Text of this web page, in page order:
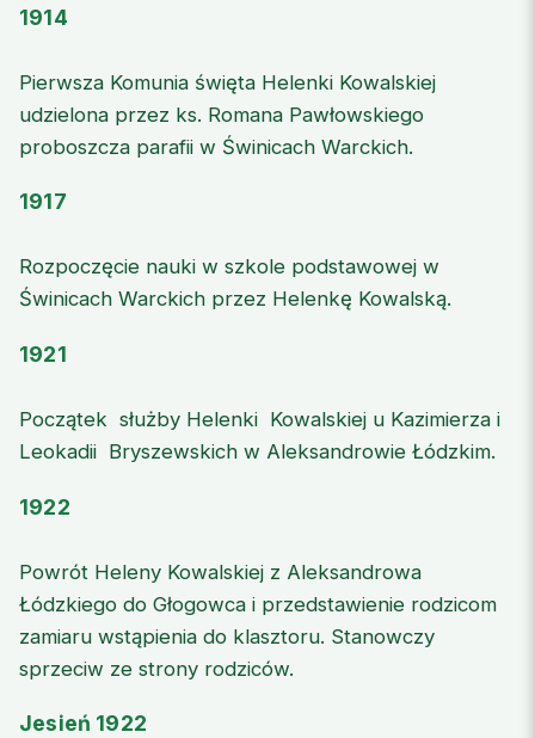
1914
Pierwsza Komunia święta Helenki Kowalskiej
udzielona przez ks. Romana Pawłowskiego
proboszcza parafii w Świnicach Warckich.
1917
Rozpoczęcie nauki w szkole podstawowej w
Świnicach Warckich przez Helenkę Kowalską.
1921
Początek służby Helenki Kowalskiej u Kazimierza i
Leokadii Bryszewskich w Aleksandrowie Łódzkim.
1922
Powrót Heleny Kowalskiej z Aleksandrowa
Łódzkiego do Głogowca i przedstawienie rodzicom
zamiaru wstąpienia do klasztoru. Stanowczy
sprzeciw ze strony rodziców.
Jesień 1922